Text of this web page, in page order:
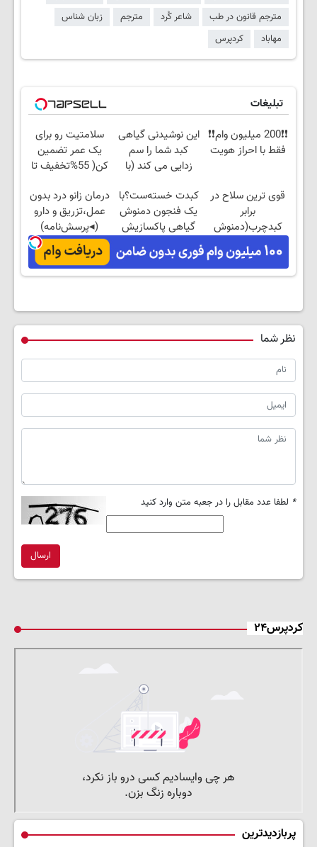
مترجم قانون در طب
شاعر کُرد مترجم
زبان شناس
مهاباد
کردپرس
تبلیغات
❗❗200 میلیون وام❗❗
فقط با احراز هویت
این نوشیدنی گیاهی
کبد شما را سم
زدایی می کند (با
سلامتیت رو برای
یک عمر تضمین
کن( 55%تخفیف تا
قوی ترین سلاح در
برابر
کبدچرب(دمنوش
سم زدای
گیاهی55%تخفیف)
کبدت خسته‌ست؟با
یک فنجون دمنوش
گیاهی پاکسازیش
درمان زانو درد بدون
عمل،تزریق و دارو
(◂پرسش‌نامه)
نظر شما
* لطفا عدد مقابل را در جعبه متن وارد کنید
ارسال
کردپرس۲۴
پربازدیدترین